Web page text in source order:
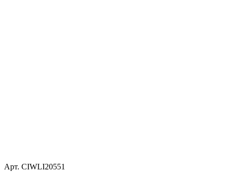
Арт. CIWLI20551